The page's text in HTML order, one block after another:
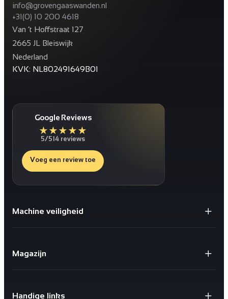
info@grovengaaswanden.nl
+31(0) 10 200 4618
Van ’t Hoffstraat 127
2665 JL Bleiswijk
Nederland
KVK: NL802491649B01
Google Reviews
★ ★ ★ ★ ★
5/514 reviews
Voeg een review toe
Machine veiligheid
Deuren
Magazijn
X-Rail® Valbeveiliging
Handige links